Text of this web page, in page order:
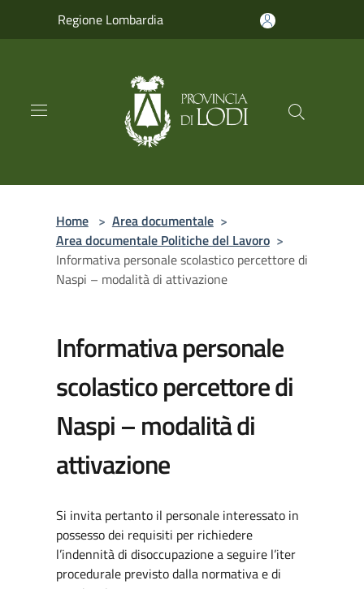
Regione Lombardia
Home > Area documentale >
Area documentale Politiche del Lavoro >
Informativa personale scolastico percettore di
Naspi – modalità di attivazione
Informativa personale
scolastico percettore di
Naspi – modalità di
attivazione
Si invita pertanto il personale interessato in
possesso dei requisiti per richiedere
l’indennità di disoccupazione a seguire l’iter
procedurale previsto dalla normativa e di